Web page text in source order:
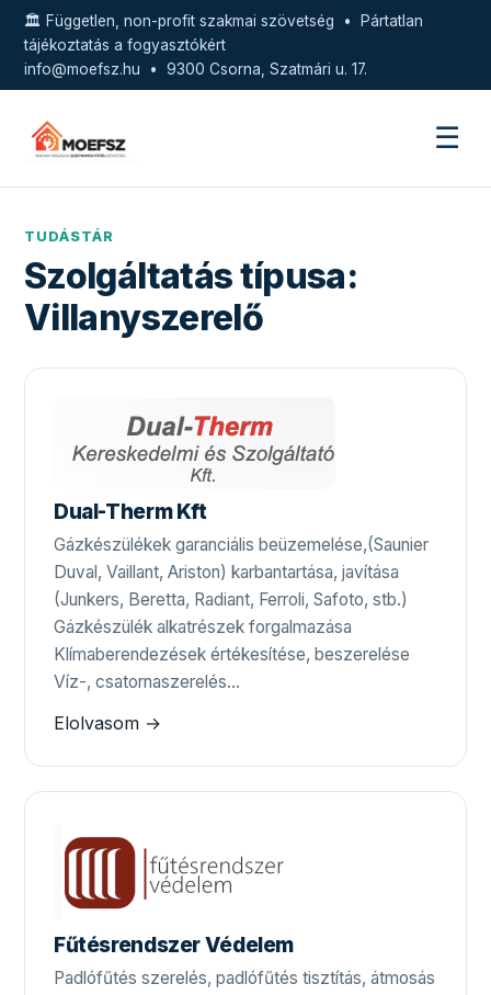
🏛️ Független, non-profit szakmai szövetség • Pártatlan
tájékoztatás a fogyasztókért
info@moefsz.hu • 9300 Csorna, Szatmári u. 17.
☰
TUDÁSTÁR
Szolgáltatás típusa:
Villanyszerelő
Dual-Therm Kft
Gázkészülékek garanciális beüzemelése,(Saunier
Duval, Vaillant, Ariston) karbantartása, javítása
(Junkers, Beretta, Radiant, Ferroli, Safoto, stb.)
Gázkészülék alkatrészek forgalmazása
Klímaberendezések értékesítése, beszerelése
Víz-, csatornaszerelés…
Elolvasom →
Fűtésrendszer Védelem
Padlófűtés szerelés, padlófűtés tisztítás, átmosás